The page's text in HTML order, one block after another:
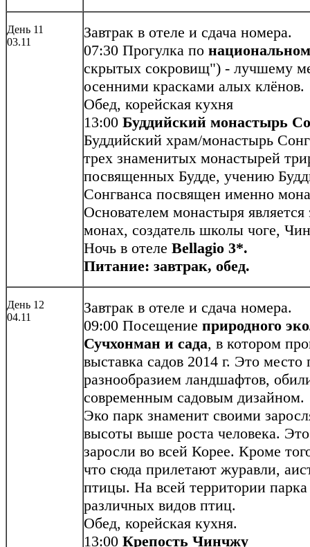
День 11
03.11
Завтрак в отеле и сдача номера.
07:30 Прогулка по
скрытых сокровищ") - лучшему
осенними красками алых клёнов.
Обед, корейская кухня
13:00 Буддийский монастырь
Буддийский храм/монастырь
трех знаменитых монастырей
посвященных Будде, учению
Сонгванса посвящен именно
Основателем монастыря
монах, создатель школы чоге,
Ночь в отеле Bellagio 3*.
Питание: завтрак, обед.
День 12
04.11
Завтрак в отеле и сдача номера.
09:00 Посещение природного
Сучхонман и сада, в котором
выставка садов 2014 г. Это
разнообразием ландшафтов,
современным садовым дизайном.
Эко парк знаменит своими
высоты выше роста человека.
заросли во всей Корее. Кроме
что сюда прилетают журавли,
птицы. На всей территории
различных видов птиц.
Обед, корейская кухня.
13:00 Крепость Чинчжу